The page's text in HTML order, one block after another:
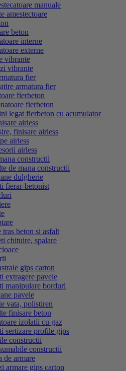
manuale
amestectoare
beton
interne
externe
vibrante
vibrante
fier
armatura fier
fierbeton
fierbeton
legat fierbeton cu acumulator
airless
finisare airless
airless
airless
constructii
de mana constructii
dulgherie
fierar-betonist
tras beton si asfalt
chituire, spalare
gips carton
extragere pavele
manipulare borduri
pavele
vata, polistiren
finisare beton
izolatii cu gaz
sertizare profile gips
constructii
constructii
de armare
armare gips carton